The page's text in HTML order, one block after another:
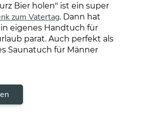
Bier holen" ist ein super
zum Vatertag. Dann hat
eigenes Handtuch für
parat. Auch perfekt als
Saunatuch für Männer